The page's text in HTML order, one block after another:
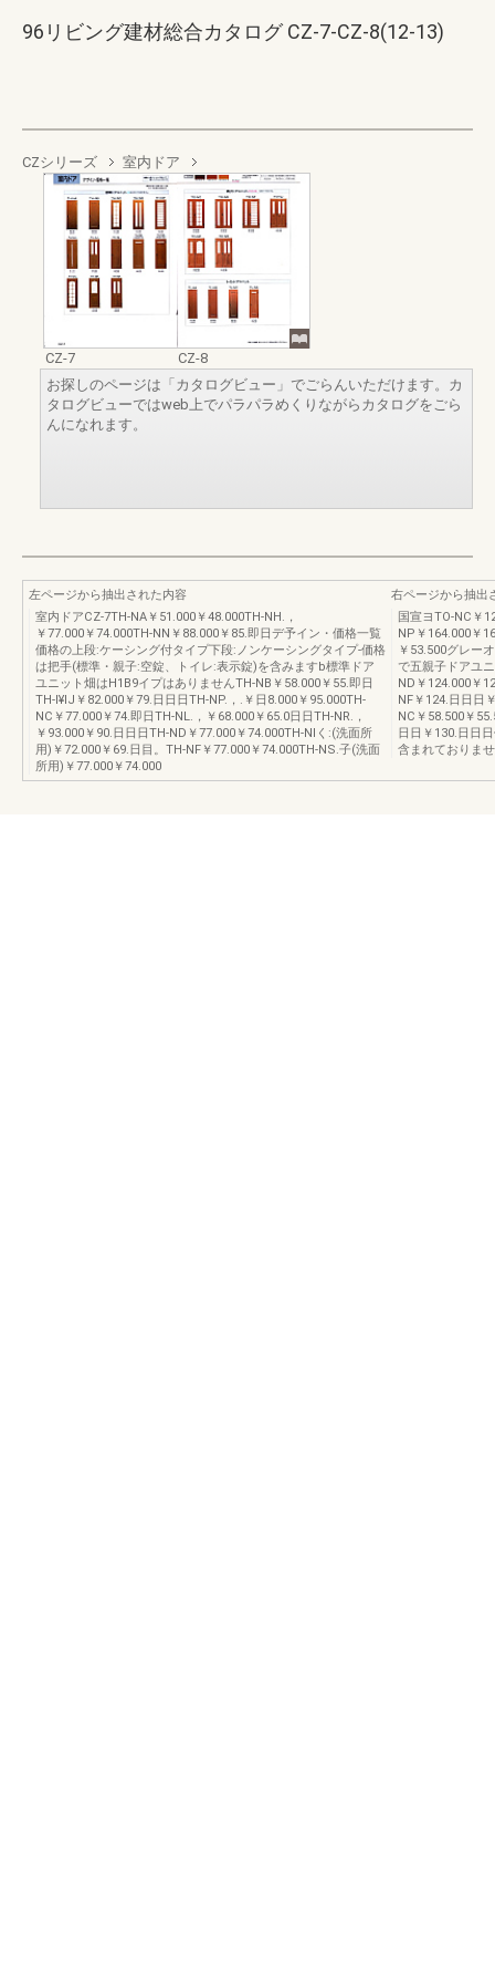
96リビング建材総合カタログ CZ-7-CZ-8(12-13)
CZシリーズ 室内ドア
CZ-7
CZ-8
お探しのページは「カタログビュー」でごらんいただけます。カ
タログビューではweb上でパラパラめくりながらカタログをごら
んになれます。
左ページから抽出された内容
室内ドアCZ-7TH-NA￥51.000￥48.000TH-NH.，
￥77.000￥74.000TH-NN￥88.000￥85.即日デ予イン・価格一覧
価格の上段:ケーシング付タイプ下段:ノンケーシングタイプ-価格
は把手(標準・親子:空錠、トイレ:表示錠)を含みますb標準ドア
ユニット畑はH1B9イプはありませんTH-NB￥58.000￥55.即日
TH-I¥IJ￥82.000￥79.日日日TH-NP.，.￥日8.000￥95.000TH-
NC￥77.000￥74.即日TH-NL.，￥68.000￥65.0日日TH-NR.，
￥93.000￥90.日日日TH-ND￥77.000￥74.000TH-NIく:(洗面所
用)￥72.000￥69.日目。TH-NF￥77.000￥74.000TH-NS.子(洗面
所用)￥77.000￥74.000
右ページから抽出
国宣ヨTO-NC￥
NP￥164.000￥
￥53.500グレー
で五親子ドアユ
ND￥124.000￥
NF￥124.日日日
NC￥58.500￥
日日￥130.日日
含まれておりま